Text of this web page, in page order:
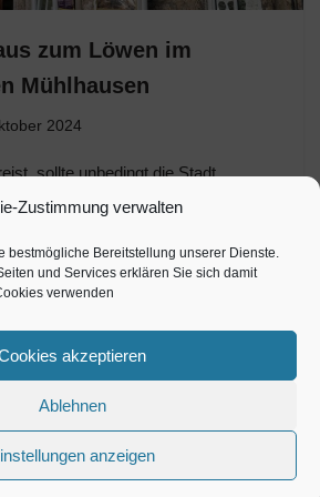
Zustimmung verwalten
bestmögliche Bereitstellung unserer Dienste.
und Services erklären Sie sich damit
verwenden
akzeptieren
Ablehnen
anzeigen
zum Löwen im
Mühlhausen
2024
sollte unbedingt die Stadt
und wird bestimmt begeistert
Der historische Stadtkern
ein Flächendenkmal darstellt. Zu